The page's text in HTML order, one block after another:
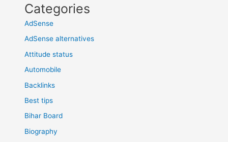
Categories
AdSense
AdSense alternatives
Attitude status
Automobile
Backlinks
Best tips
Bihar Board
Biography